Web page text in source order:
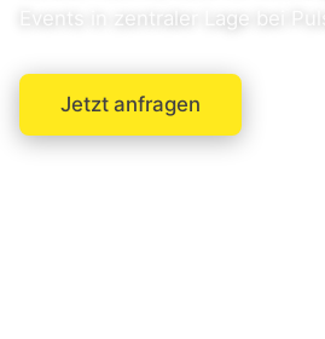
Events in zentraler Lage bei
Jetzt anfragen